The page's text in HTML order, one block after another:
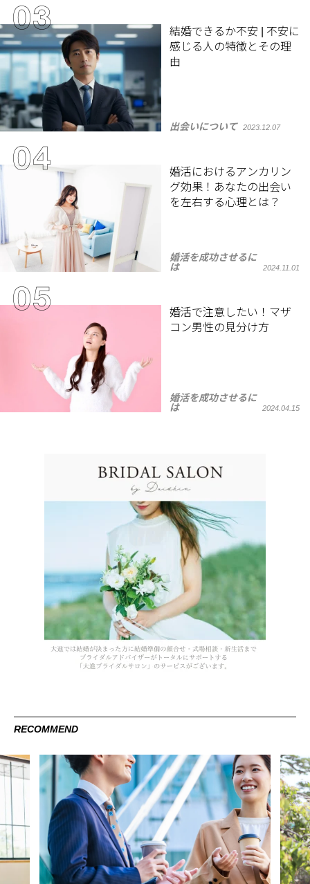
結婚できるか不安 | 不安に
感じる人の特徴とその理
由
出会いについて 2023.12.07
婚活におけるアンカリン
グ効果！あなたの出会い
を左右する心理とは？
婚活を成功させるに
は
2024.11.01
婚活で注意したい！マザ
コン男性の見分け方
婚活を成功させるに
は
2024.04.15
RECOMMEND